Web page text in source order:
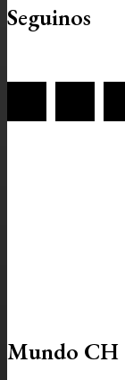
Seguinos
Mundo CH